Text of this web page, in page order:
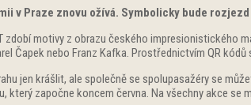
v Praze znovu ožívá. Symbolicky bude
zdobí motivy z obrazu českého impresionistického
Čapek nebo Franz Kafka. Prostřednictvím QR
jen krášlit, ale společně se spolupasažéry se
který započne koncem června. Na všechny akce se